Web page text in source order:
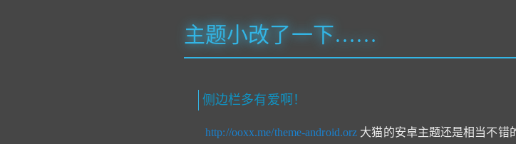
主题小改了一下……
侧边栏多有爱啊！
http://ooxx.me/theme-android.orz 大猫的安卓主题还是相当不错